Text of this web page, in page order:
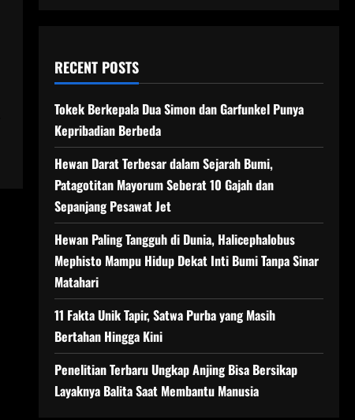
RECENT POSTS
Tokek Berkepala Dua Simon dan Garfunkel Punya
Kepribadian Berbeda
Hewan Darat Terbesar dalam Sejarah Bumi,
Patagotitan Mayorum Seberat 10 Gajah dan
Sepanjang Pesawat Jet
Hewan Paling Tangguh di Dunia, Halicephalobus
Mephisto Mampu Hidup Dekat Inti Bumi Tanpa Sinar
Matahari
11 Fakta Unik Tapir, Satwa Purba yang Masih
Bertahan Hingga Kini
Penelitian Terbaru Ungkap Anjing Bisa Bersikap
Layaknya Balita Saat Membantu Manusia